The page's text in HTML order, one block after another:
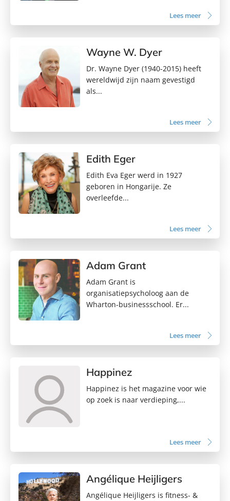
Lees meer
Wayne W. Dyer
Dr. Wayne Dyer (1940-2015) heeft
wereldwijd zijn naam gevestigd
als...
Lees meer
Edith Eger
Edith Eva Eger werd in 1927
geboren in Hongarije. Ze
overleefde...
Lees meer
Adam Grant
Adam Grant is
organisatiepsycholoog aan de
Wharton-businessschool. Er...
Lees meer
Happinez
Happinez is het magazine voor wie
op zoek is naar verdieping,...
Lees meer
Angélique Heijligers
Angélique Heijligers is fitness- &